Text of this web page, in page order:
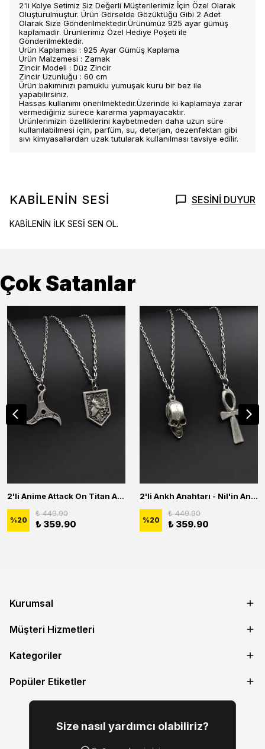
2'li Kolye Setimiz Siz Değerli Müşterilerimiz İçin Özel Olarak
Oluşturulmuştur. Ürün Görselde Gözüktüğü Gibi 2 Adet
Olarak Size Gönderilmektedir.Ürünümüz 925 ayar gümüş
kaplamadır. Ürünlerimiz Özel Hediye Poşeti ile
Gönderilmektedir.
Ürün Kaplaması : 925 Ayar Gümüş Kaplama
Ürün Malzemesi : Zamak
Zincir Modeli : Düz Zincir
Zincir Uzunluğu : 60 cm
Ürün bakımınızı pamuklu yumuşak kuru bir bez ile
yapabilirsiniz.
Hassas kullanımı önerilmektedir.Üzerinde ki kaplamaya zarar
vermediğiniz sürece kararma yapmayacaktır.
Ürünlerimizin özelliklerini kaybetmeden daha uzun süre
kullanılabilmesi için, parfüm, su, deterjan, dezenfektan gibi
sıvı kimyasallardan uzak tutularak kullanılması tavsiye edilir.
KABİLENİN SESİ SESİNİ DUYUR
KABİLENİN İLK SESİ SEN OL.
Çok Satanlar
2'li Anime Attack On Titan Acrylic Maria Anime Naruto Erkek Kadın Kolye Seti
%20
₺ 449.90
₺ 359.90
2'li Ankh Anahtarı - Nil'in Anahtarı - Kuru Kafa Erkek Kadın Kolye Seti
%20
₺ 449.90
₺ 359.90
Kurumsal
Müşteri Hizmetleri
Kategoriler
Popüler Etiketler
Size nasıl yardımcı olabiliriz?